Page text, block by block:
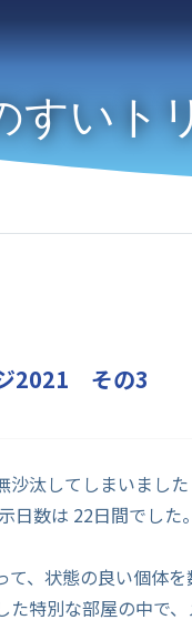
すいト
2021 その3
汰してしまいました
日数は 22日間でした。
て、状態の良い個体
た特別な部屋の中で